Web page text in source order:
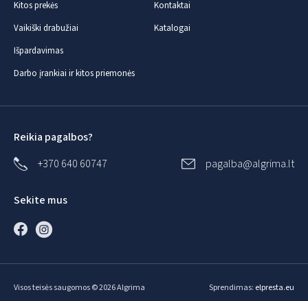
Kitos prekės
Vaikiški drabužiai
Išpardavimas
Darbo įrankiai ir kitos priemonės
Kontaktai
Katalogai
Reikia pagalbos?
+370 640 60747
pagalba@algrima.lt
Sekite mus
Visos teisės saugomos © 2026 Algrima Sprendimas: elpresta.eu